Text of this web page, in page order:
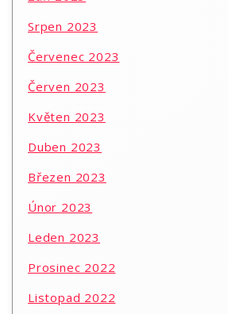
Srpen 2023
Červenec 2023
Červen 2023
Květen 2023
Duben 2023
Březen 2023
Únor 2023
Leden 2023
Prosinec 2022
Listopad 2022